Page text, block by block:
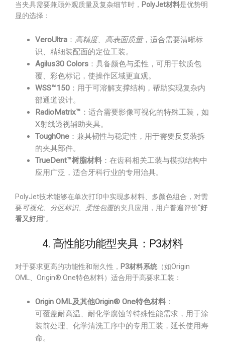
当夹具需要兼顾外观质量及复杂细节时， PolyJet材料是优势明
显的选择：
VeroUltra ： 高精度、高表面质量，适合需要清晰标
识、精细装配面的定位工装。
Agilus30 Colors ：具备颜色与柔性，可用于软质包
覆、彩色标记，使操作区域更直观。
WSS™150 ：用于可溶解支撑结构，帮助实现复杂内
部通道设计。
RadioMatrix™ ：适合需要影像可视化的特殊工装，如
X射线透视辅助夹具。
ToughOne ：兼具韧性与稳定性，用于需要反复装拆
的夹具部件。
TrueDent™树脂材料 ：在齿科相关工装与模拟结构中
应用广泛，适合牙科行业的专用治具。
PolyJet技术能够在单次打印中实现多材料、多颜色组合，对需
要可视化、分区标识、柔性包覆的夹具应用，用户普遍评价“好
看又好用”。
4. 高性能功能型夹具：P3材料
对于要求更高的功能性和耐久性， P3材料系统（如Origin
OML、Origin® One特色材料）适合用于高要求工装：
Origin OML及其他Origin® One特色材料 ：
可覆盖耐高温、耐化学腐蚀等特殊性能需求，用于涂
装前处理、化学清洗工序中的专用工装，延长使用寿
命。